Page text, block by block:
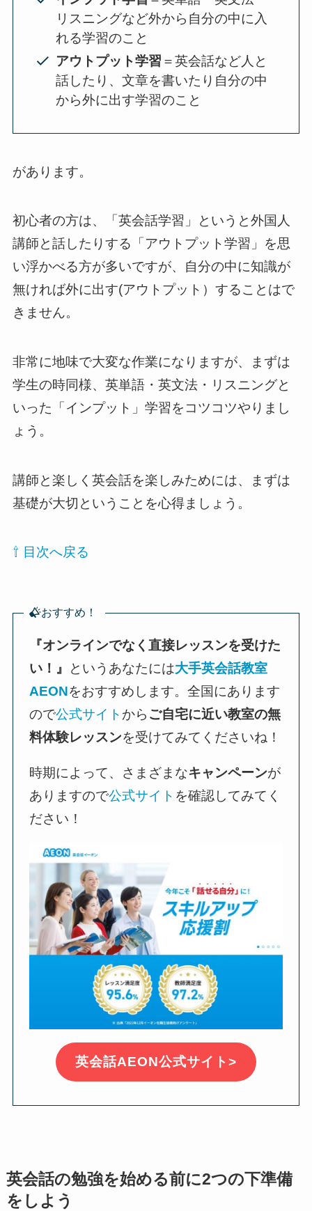
リスニングなど外から自分の中に入
れる学習のこと
アウトプット学習 ＝英会話など人と
話したり、文章を書いたり自分の中
から外に出す学習のこと
があります。
初心者の方は、「英会話学習」というと外国人
講師と話したりする「アウトプット学習」を思
い浮かべる方が多いですが、自分の中に知識が
無ければ外に出す(アウトプット）することはで
きません。
非常に地味で大変な作業になりますが、まずは
学生の時同様、英単語・英文法・リスニングと
いった「インプット」学習をコツコツやりまし
ょう。
講師と楽しく英会話を楽しみためには、まずは
基礎が大切ということを心得ましょう。
⇧ 目次へ戻る
おすすめ！
『オンラインでなく直接レッスンを受けた
い！』
というあなたには大手英会話教室
AEONをおすすめします。全国にあります
ので公式サイト から ご自宅に近い教室の無
料体験レッスンを受けてみてくださいね！
時期によって、さまざまなキャンペーンが
ありますので公式サイト を確認してみてく
ださい！
英会話AEON公式サイト>
英会話の勉強を始める前に2つの下準備
をしよう